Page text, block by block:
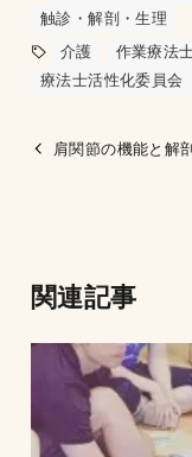
触診・解剖・生理
介護
作業療法
療法士活性化委員会
肩関節の機能と解
関連記事